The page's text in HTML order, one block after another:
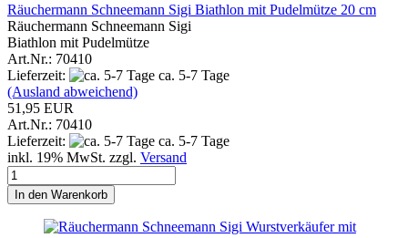
Räuchermann Schneemann Sigi Biathlon mit Pudelmütze 20 cm
Räuchermann Schneemann Sigi
Biathlon mit Pudelmütze
Art.Nr.: 70410
Lieferzeit:
ca. 5-7 Tage
(Ausland abweichend)
51,95 EUR
Art.Nr.: 70410
Lieferzeit:
ca. 5-7 Tage
inkl. 19% MwSt. zzgl. Versand
In den Warenkorb